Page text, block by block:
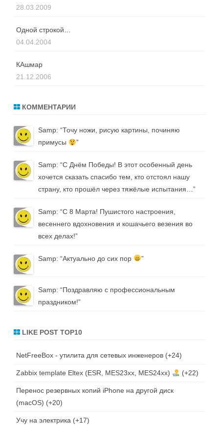
28.03.2009
Одной строкой…
04.04.2004
КАшмар
21.12.2006
КОММЕНТАРИИ
Samp: “Точу ножи, рисую картины, починяю
примусы
”
Samp: “С Днём Победы! В этот особенный день
хочется сказать спасибо тем, кто отстоял нашу
страну, кто прошёл через тяжёлые испытания… ”
Samp: “С 8 Марта! Пушистого настроения,
весеннего вдохновения и кошачьего везения во
всех делах!”
Samp: “Актуально до сих пор ”
Samp: “Поздравляю с профессиональным
праздником!”
LIKE POST TOP10
NetFreeBox - утилита для сетевых инженеров +24
Zabbix template Eltex (ESR, MES23xx, MES24xx) +22
Перенос резервных копий iPhone на другой диск
(macOS)
+20
Учу на электрика +17